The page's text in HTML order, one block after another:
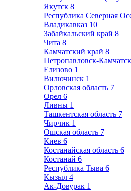
Якутск 8
Республика Северная
Владикавказ 10
Забайкальский край 8
Чита 8
Камчатский край 8
Петропавловск-
Елизово 1
Вилючинск 1
Орловская область 7
Орел 6
Ливны 1
Ташкентская область 7
Чирчик 1
Ошская область 7
Киев 6
Костанайская область 6
Костанай 6
Республика Тыва 6
Кызыл 4
Ак-Довурак 1